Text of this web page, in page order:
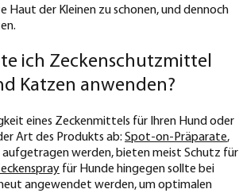
Haut der Kleinen zu schonen, und dennoch
ich Zeckenschutzmittel
Katzen anwenden?
eines Zeckenmittels für Ihren Hund oder
Art des Produkts ab: Spot-on-Präparate,
werden, bieten meist Schutz für
für Hunde hingegen sollte bei
angewendet werden, um optimalen